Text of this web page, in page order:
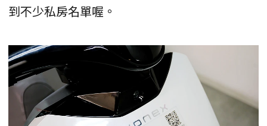
到不少私房名單喔。